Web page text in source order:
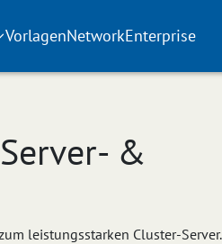
VorlagenNetworkEnterprise
&
leistungsstarken Cluster-Server.